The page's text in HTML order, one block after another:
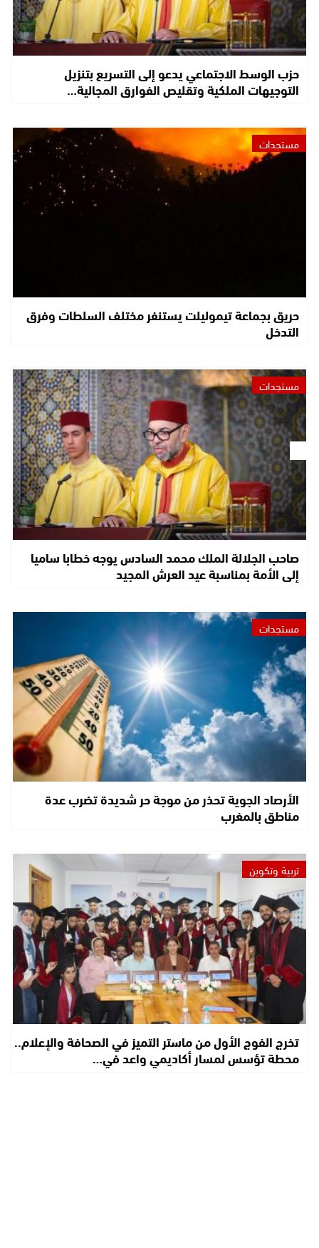
حزب الوسط الاجتماعي يدعو إلى التسريع بتنزيل
التوجيهات الملكية وتقليص الفوارق المجالية…
مستجدات
حريق بجماعة تيموليلت يستنفر مختلف السلطات وفرق
التدخل
مستجدات
صاحب الجلالة الملك محمد السادس يوجه خطابا ساميا
إلى الأمة بمناسبة عيد العرش المجيد
مستجدات
الأرصاد الجوية تحذر من موجة حر شديدة تضرب عدة
مناطق بالمغرب
تربية وتكوين
تخرج الفوج الأول من ماستر التميز في الصحافة والإعلام..
محطة تؤسس لمسار أكاديمي واعد في…